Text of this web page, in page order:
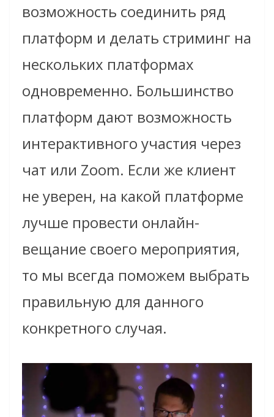
возможность соединить ряд
платформ и делать стриминг на
нескольких платформах
одновременно. Большинство
платформ дают возможность
интерактивного участия через
чат или Zoom. Если же клиент
не уверен, на какой платформе
лучше провести онлайн-
вещание своего мероприятия,
то мы всегда поможем выбрать
правильную для данного
конкретного случая.